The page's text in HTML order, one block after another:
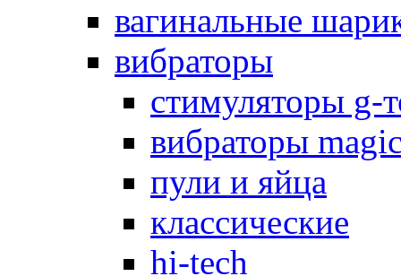
вагинальные
вибраторы
стимуляторы g-
вибраторы
пули и яйца
классические
hi-tech